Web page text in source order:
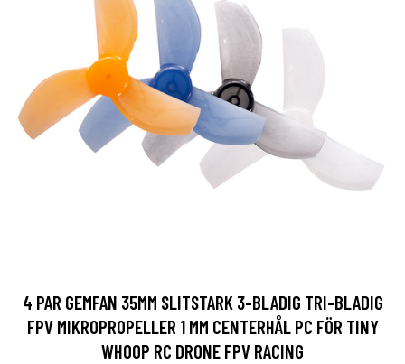
4 PAR GEMFAN 35MM SLITSTARK 3-BLADIG TRI-BLADIG
FPV MIKROPROPELLER 1 MM CENTERHÅL PC FÖR TINY
WHOOP RC DRONE FPV RACING